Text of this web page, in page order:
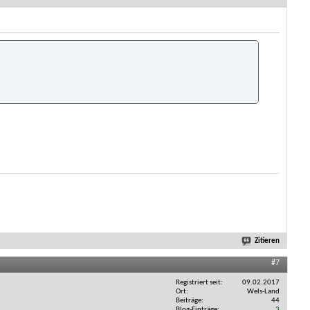
Zitieren
#7
Registriert seit
09.02.2017
Ort
Wels-Land
Beiträge
44